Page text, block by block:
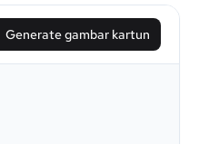
Generate gambar kartun